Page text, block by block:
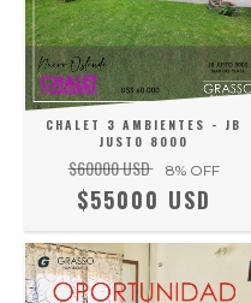
CHALET 3 AMBIENTES - JB
JUSTO 8000
$60000 USD 8% OFF
$55000 USD